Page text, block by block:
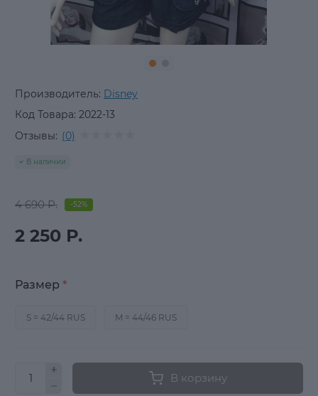
Производитель: Disney
Код Товара: 2022-13
Отзывы: (0)
В наличии
4 690 Р. -52%
2 250 Р.
Размер *
S = 42/44 RUS M = 44/46 RUS
В корзину